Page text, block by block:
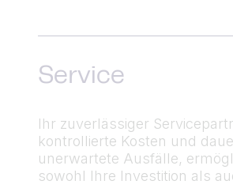
Service
Ihr zuverlässiger
kontrollierte Kosten und
unerwartete Ausfälle,
sowohl Ihre Investition als